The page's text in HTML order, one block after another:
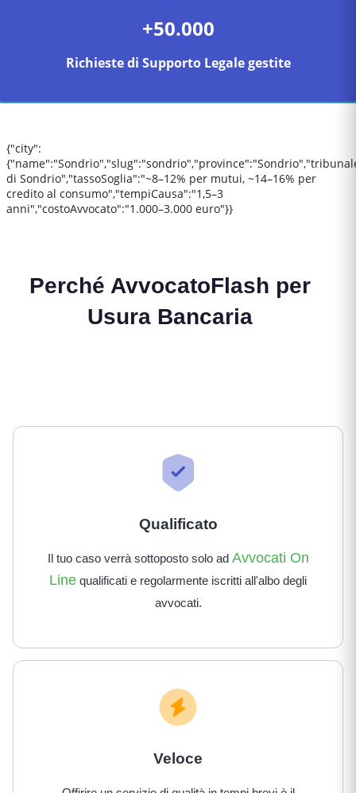
+50.000
Richieste di Supporto Legale gestite
{"city":
di Sondrio","tassoSoglia":"~8–12% per mutui, ~14–16% per
credito al consumo","tempiCausa":"1,5–3
anni","costoAvvocato":"1.000–3.000 euro"}}
Perché AvvocatoFlash per
Usura Bancaria
Qualificato
Il tuo caso verrà sottoposto solo ad Avvocati On
Line qualificati e regolarmente iscritti all'albo degli
avvocati.
Veloce